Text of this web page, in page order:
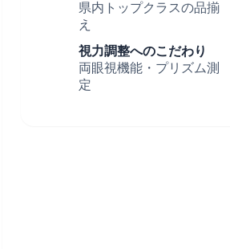
県内トップクラスの品揃
え
視力調整へのこだわり
両眼視機能・プリズム測
定